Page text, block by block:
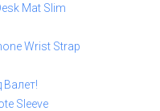
Mat Slim
Wrist Strap
Валет!
Sleeve